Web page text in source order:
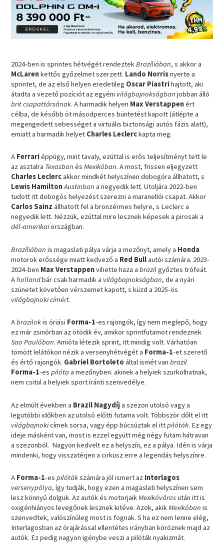
2024-ben is sprintes hétvégét rendeztekBrazíliában, s akkor a
McLarenkettős győzelmet szerzett. Lando Norrisnyerte a
sprintet, de az első helyen eredetileg Oscar Piastrihajtott, aki
átadta a vezető pozíciót az egyéni világbajnokságban jobban álló
brit csapattársának. A harmadik helyen Max Verstappenért
célba, de később öt másodperces büntetést kapott (átlépte a
megengedett sebességet a virtuális biztonsági autós fázis alatt),
emiatt a harmadik helyet Charles Leclerckapta meg.
A Ferrariéppúgy, mint tavaly, ezúttal is erős teljesítményt tett le
az asztalra Texasban ésMexikóban. A most, frissen eljegyzett
Charles Leclercakkor mindkét helyszínen dobogóra állhatott, s
Lewis HamiltonAustinban a negyedik lett. Utoljára 2022-ben
tudott itt dobogós helyezést szerezni a maranellói csapat. Akkor
Carlos Sainz állhatott fel a bronzérmes helyre, s Leclerc a
negyedik lett. Nézzük, ezúttal mire lesznek képesek a pirosak a
dél-amerikaiországban.
Brazíliában is magaslati pálya várja a mezőnyt, amely a Honda
motorok erőssége miatt kedvező a Red Bullautói számára. 2023-
2024-ben Max Verstappenvihette haza abrazilgyőztes trófeát.
Ahollandbár csak harmadik a világbajnokságban, de a nyári
szünetet követően vérszemet kapott, s küzd a 2025-ös
világbajnoki címért.
Abrazilokis óriási Forma-1-es rajongók, így nem meglepő, hogy
ez már zsinórban az ötödik év, amikor sprintfutamot rendeznek
Sao Paulóban. Amióta létezik sprint, itt mindig volt. Várhatóan
tömött lelátókon nézik a versenyhétvégét a Forma-1-et szerető
és értő rajongók. Gabriel Bortoleto által ismét vanbrazil
Forma-1-espilótaa mezőnyben. akinek a helyiek szurkolhatnak,
nem csitul a helyiek sport iránti szenvedélye.
Az elmúlt években a Brazil Nagydíja szezon utolsó vagy a
legutóbbi időkben az utolsó előtti futama volt. Többször dőlt el itt
világbajnokicímek sorsa, vagy épp búcsúztak el ittpilóták. Ez egy
ideje másként van, most is ezzel együtt még négy futam hátravan
a szezonból. Nagyon kedvelt ez a helyszín, ez a pálya. Idén is várja
mindenki, hogy visszatérjen a cirkusz erre a legendás helyszínre.
A Forma-1-espilótákszámára jól ismert az Interlagos
versenypálya, így tudják, hogy ezen a magaslati helyszínen sem
lesz könnyű dolguk. Az autók és motorjaikMexikóvárosután itt is
oxigénhiányos levegőnek lesznek kitéve. Azok, akikMexikóban is
szenvedtek, valószínűleg most is fognak. S ha ez nem lenne elég,
Interlagosban az órajárással ellentétes irányban köröznek majd az
autók. Ez pedig nagyon igénybe veszi a pilóták nyakizmát.